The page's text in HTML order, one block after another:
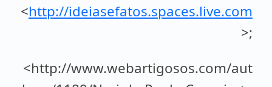
<http://ideiasefatos.spaces.live.com
>;
<http://www.webartigosos.com/aut